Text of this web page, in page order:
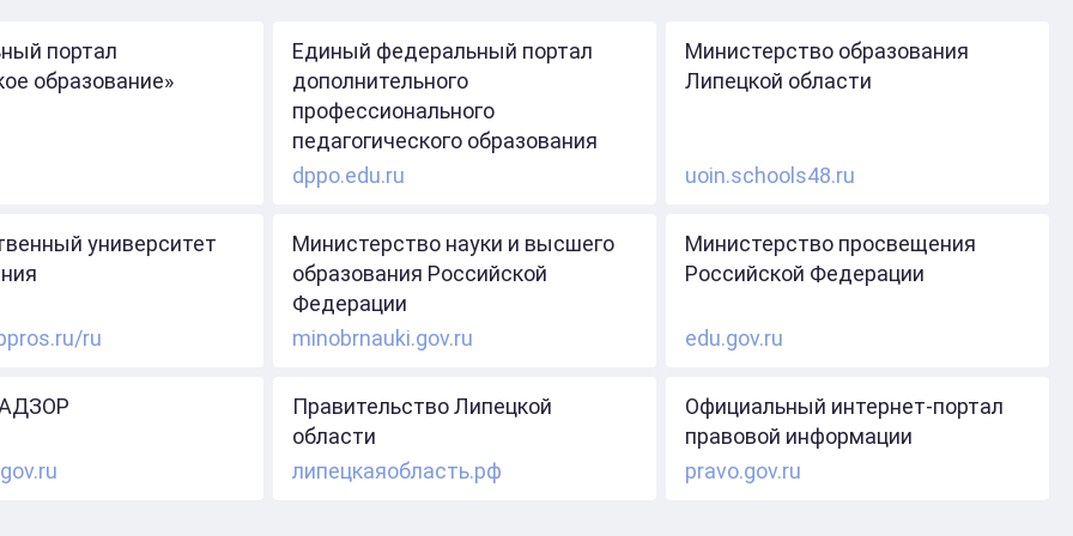
портал
образование»
Единый федеральный портал
дополнительного
профессионального
педагогического образования
dppo.edu.ru
Министерство образования
Липецкой области
uoin.schools48.ru
университет
ru
Министерство науки и высшего
образования Российской
Федерации
minobrnauki.gov.ru
Министерство просвещения
Российской Федерации
edu.gov.ru
Правительство Липецкой
области
липецкаяобласть.рф
Официальный интернет-портал
правовой информации
pravo.gov.ru